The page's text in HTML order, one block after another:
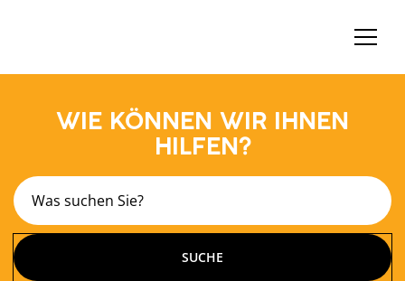
WIE KÖNNEN WIR IHNEN
HILFEN?